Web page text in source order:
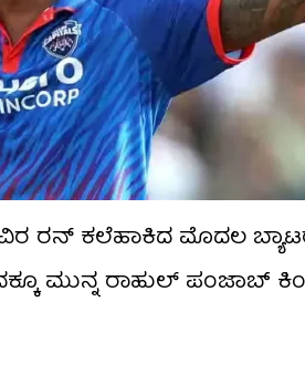
ರನ್ ಕಲೆಹಾಕಿದ ಮೊದಲ
ಮುನ್ನ ರಾಹುಲ್ ಪಂಜಾಬ್